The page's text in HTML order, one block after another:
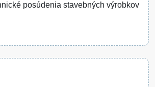
posúdenia stavebných výrobkov